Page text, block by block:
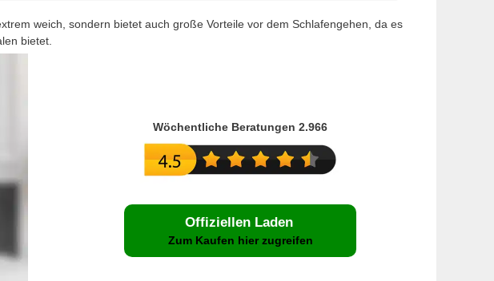
weich, sondern bietet auch große Vorteile vor dem Schlafengehen, da es
bietet.
Wöchentliche Beratungen 2.966
Offiziellen Laden
Zum Kaufen hier zugreifen